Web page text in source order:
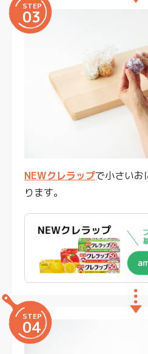
STEP
03
NEWクレラップで小さいお
ります。
STEP
04